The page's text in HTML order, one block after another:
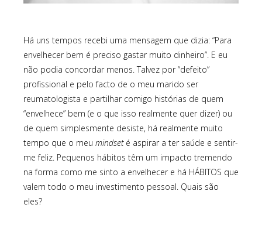
Há uns tempos recebi uma mensagem que dizia: “Para
envelhecer bem é preciso gastar muito dinheiro”. E eu
não podia concordar menos. Talvez por “defeito”
profissional e pelo facto de o meu marido ser
reumatologista e partilhar comigo histórias de quem
“envelhece” bem (e o que isso realmente quer dizer) ou
de quem simplesmente desiste, há realmente muito
tempo que o meu mindseté aspirar a ter saúde e sentir-
me feliz. Pequenos hábitos têm um impacto tremendo
na forma como me sinto a envelhecer e há HÁBITOS que
valem todo o meu investimento pessoal. Quais são
eles?